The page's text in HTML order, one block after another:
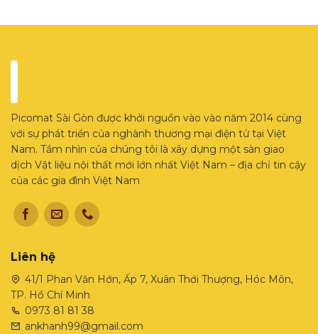
Picomat Sài Gòn được khởi nguồn vào vào năm 2014 cùng
với sự phát triển của nghành thương mại điện tử tại Việt
Nam. Tầm nhìn của chúng tôi là xây dựng một sàn giao
dịch Vật liệu nội thất mới lớn nhất Việt Nam – địa chỉ tin cậy
của các gia đình Việt Nam
Liên hệ
41/1 Phan Văn Hớn, Ấp 7, Xuân Thới Thượng, Hóc Môn,
TP. Hồ Chí Minh
0973 81 81 38
ankhanh99@gmail.com